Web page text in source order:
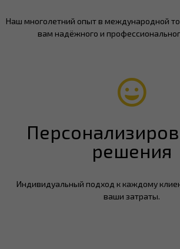
Наш многолетний опыт в международной
вам надёжного и
решения
Индивидуальный подход к каждому
ваши затраты.